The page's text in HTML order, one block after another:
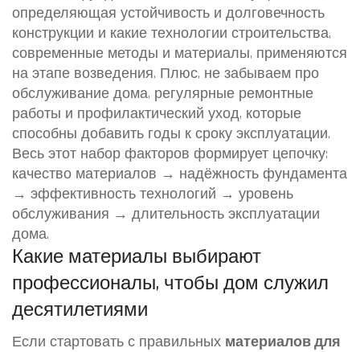
определяющая устойчивость и долговечность
конструкции и какие технологии строительства,
современные методы и материалы, применяются
на этапе возведения. Плюс, не забываем про
обслуживание дома, регулярные ремонтные
работы и профилактический уход, которые
способны добавить годы к сроку эксплуатации.
Весь этот набор факторов формирует цепочку:
качество материалов → надёжность фундамента
→ эффективность технологий → уровень
обслуживания → длительность эксплуатации
дома.
Какие материалы выбирают
профессионалы, чтобы дом служил
десятилетиями
Если стартовать с правильных материалов для